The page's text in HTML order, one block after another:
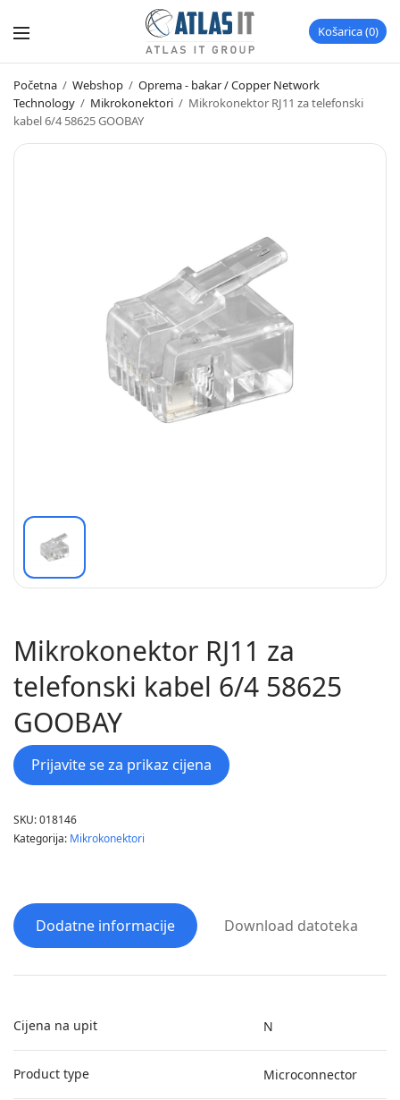
Košarica 0
Početna / Webshop / Oprema - bakar / Copper Network
Technology / Mikrokonektori / Mikrokonektor RJ11 za telefonski
kabel 6/4 58625 GOOBAY
Mikrokonektor RJ11 za
telefonski kabel 6/4 58625
GOOBAY
Prijavite se za prikaz cijena
SKU:018146
Kategorija: Mikrokonektori
Dodatne informacije Download datoteka
Cijena na upit N
Product type Microconnector